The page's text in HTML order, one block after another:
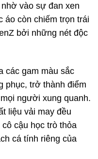
vào sự đan xen
áo còn chiếm trọn trái
bởi những nét độc
các gam màu sắc
phục, trở thành điểm
người xung quanh.
liệu vải may đều
cậu học trò thỏa
cá tính riêng của